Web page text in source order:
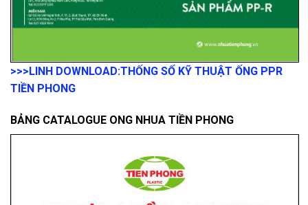
>>>LINH DOWNLOAD:THỐNG SỐ KỸ THUẬT ỐNG PPR
TIỀN PHONG
BẢNG CATALOGUE ONG NHUA TIỀN PHONG